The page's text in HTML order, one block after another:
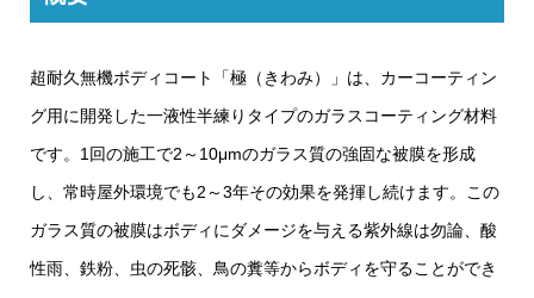
超耐久無機ボディコート「極（きわみ）」は、カーコーティン
グ用に開発した一液性半練りタイプのガラスコーティング材料
です。1回の施工で2～10μmのガラス質の強固な被膜を形成
し、常時屋外環境でも2～3年その効果を発揮し続けます。この
ガラス質の被膜はボディにダメージを与える紫外線は勿論、酸
性雨、鉄粉、虫の死骸、鳥の糞等からボディを守ることができ